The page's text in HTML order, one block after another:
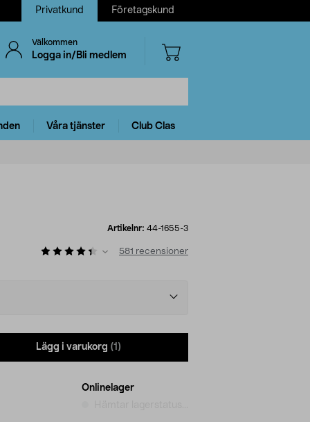
Privatkund Företagskund
Välkommen
Logga in/Bli medlem
Våra tjänster Club Clas
Artikelnr: 44-1655-3
581 recensioner
Lägg i varukorg (1)
Onlinelager